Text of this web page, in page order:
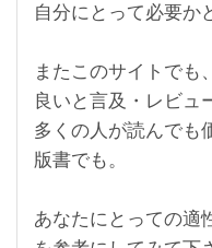
自分にとって必要か
またこのサイトでも
良いと言及・レビュ
多くの人が読んでも
版書でも。
あなたにとっての適